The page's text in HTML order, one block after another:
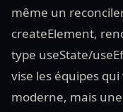
même un
createElement,
type useState/
vise les équipes
moderne, mais